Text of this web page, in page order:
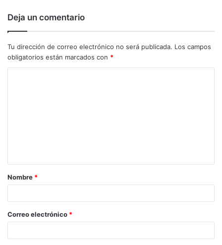
Deja un comentario
Tu dirección de correo electrónico no será publicada. Los campos
obligatorios están marcados con *
a
r
*
Nombre *
Correo electrónico *